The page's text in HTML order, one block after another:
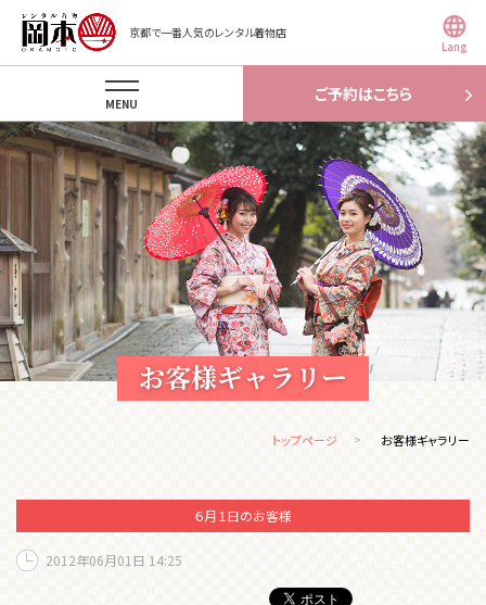
京都で一番人気のレンタル着物店
Lang
ご予約はこちら
MENU
お客様ギャラリー
トップページ お客様ギャラリー
６月１日のお客様
2012年06月01日 14:25